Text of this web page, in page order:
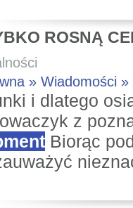
ROSNĄ
» Wiadomości
i dlatego
z
Biorąc